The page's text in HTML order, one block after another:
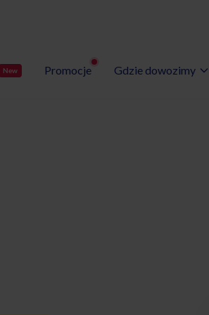
Wybór Menu Gotowe programy diet
New Promocje Gdzie dowozimy